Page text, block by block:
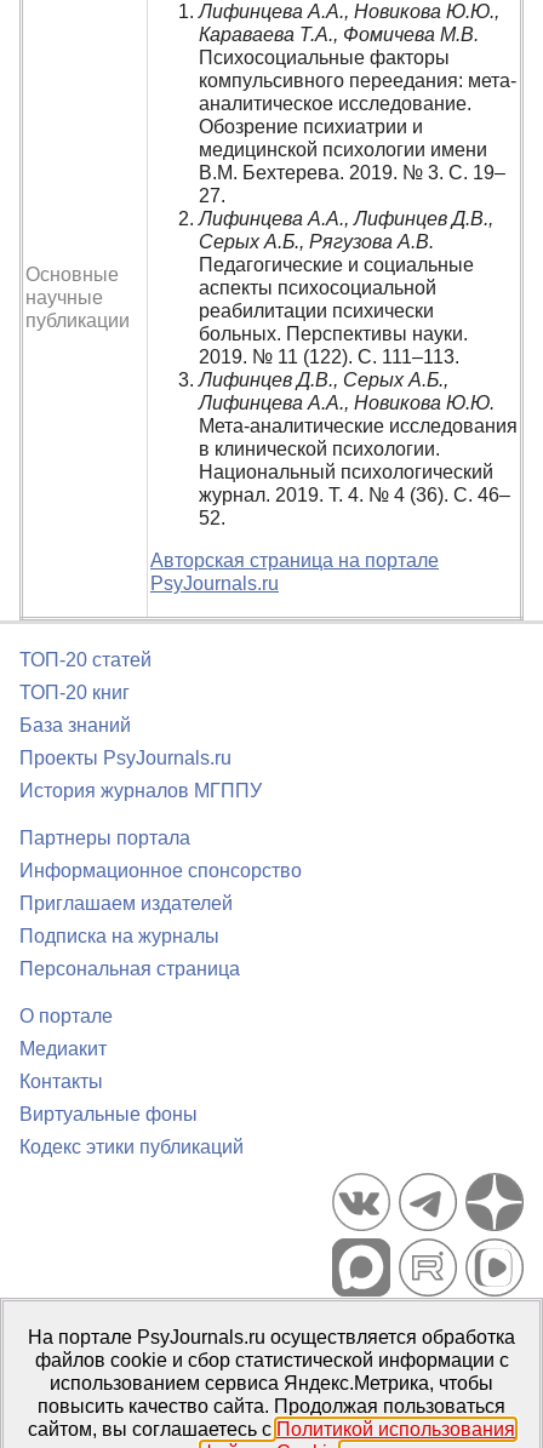
Основные
научные
публикации
Лифинцева А.А., Новикова Ю.Ю.,
Караваева Т.А., Фомичева М.В.
Психосоциальные факторы
компульсивного переедания: мета-
аналитическое исследование.
Обозрение психиатрии и
медицинской психологии имени
В.М. Бехтерева. 2019. № 3. С. 19–
27.
Лифинцева А.А., Лифинцев Д.В.,
Серых А.Б., Рягузова А.В.
Педагогические и социальные
аспекты психосоциальной
реабилитации психически
больных. Перспективы науки.
2019. № 11 (122). С. 111–113.
Лифинцев Д.В., Серых А.Б.,
Лифинцева А.А., Новикова Ю.Ю.
Мета-аналитические исследования
в клинической психологии.
Национальный психологический
журнал. 2019. Т. 4. № 4 (36). С. 46–
52.
Авторская страница на портале
PsyJournals.ru
ТОП-20 статей
ТОП-20 книг
База знаний
Проекты PsyJournals.ru
История журналов МГППУ
Партнеры портала
Информационное спонсорство
Приглашаем издателей
Подписка на журналы
Персональная страница
О портале
Медиакит
Контакты
Виртуальные фоны
Кодекс этики публикаций
Портал психологических изданий PsyJournals.ru, 2007–2026
Правила использования материалов
Свидетельство регистрации СМИЭл № ФС77-66447 от 14 июля
2016 г.
Издатель: ФГБОУ ВО МГППУ
На портале PsyJournals.ru осуществляется обработка
файлов cookie и сбор статистической информации с
использованием сервиса Яндекс.Метрика, чтобы
повысить качество сайта. Продолжая пользоваться
сайтом, вы соглашаетесь с Политикой использования